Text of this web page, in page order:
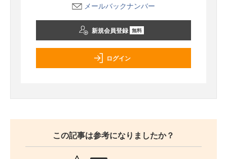
メールバックナンバー
新規会員登録 無料
ログイン
この記事は参考になりましたか？